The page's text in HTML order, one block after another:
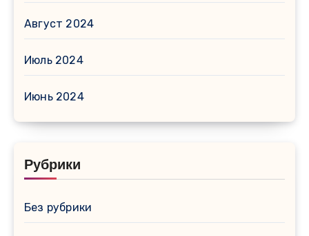
Август 2024
Июль 2024
Июнь 2024
Рубрики
Без рубрики